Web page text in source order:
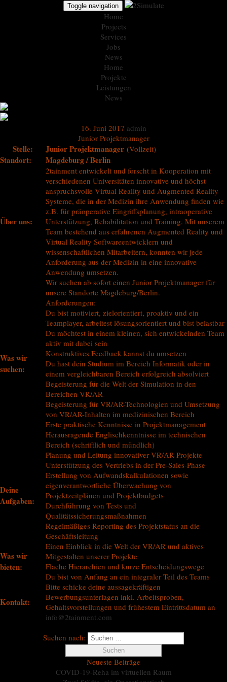
Toggle navigation
Home
Projects
Services
Jobs
News
Home
Projekte
Leistungen
News
16. Juni 2017 admin
Junior Projektmanager
Stelle: Junior Projektmanager (Vollzeit)
Standort: Magdeburg / Berlin
Über uns:
2tainment entwickelt und forscht in Kooperation mit
verschiedenen Universitäten innovative und höchst
anspruchsvolle Virtual Reality und Augmented Reality
Systeme, die in der Medizin ihre Anwendung finden wie
z.B. für präoperative Eingriffsplanung, intraoperative
Unterstützung, Rehabilitation und Training. Mit unserem
Team bestehend aus erfahrenen Augmented Reality und
Virtual Reality Softwareentwicklern und
wissenschaftlichen Mitarbeitern, konnten wir jede
Anforderung aus der Medizin in eine innovative
Anwendung umsetzen.
Was wir
suchen:
Wir suchen ab sofort einen Junior Projektmanager für
unsere Standorte Magdeburg/Berlin.
Anforderungen:
Du bist motiviert, zielorientiert, proaktiv und ein
Teamplayer, arbeitest lösungsorientiert und bist belastbar
Du möchtest in einem kleinen, sich entwickelnden Team
aktiv mit dabei sein
Konstruktives Feedback kannst du umsetzen
Du hast dein Studium im Bereich Informatik oder in
einem vergleichbaren Bereich erfolgreich absolviert
Begeisterung für die Welt der Simulation in den
Bereichen VR/AR
Begeisterung für VR/AR-Technologien und Umsetzung
von VR/AR-Inhalten im medizinischen Bereich
Erste praktische Kenntnisse in Projektmanagement
Herausragende Englischkenntnisse im technischen
Bereich (schriftlich und mündlich)
Deine
Aufgaben:
Planung und Leitung innovativer VR/AR Projekte
Unterstützung des Vertriebs in der Pre-Sales-Phase
Erstellung von Aufwandskalkulationen sowie
eigenverantwortliche Überwachung von
Projektzeitplänen und Projektbudgets
Durchführung von Tests und
Qualitätssicherungsmaßnahmen
Regelmäßiges Reporting des Projektstatus an die
Geschäftsleitung
Was wir
bieten:
Einen Einblick in die Welt der VR/AR und aktives
Mitgestalten unserer Projekte
Flache Hierarchien und kurze Entscheidungswege
Du bist von Anfang an ein integraler Teil des Teams
Kontakt:
Bitte schicke deine aussagekräftigen
Bewerbungsunterlagen inkl. Arbeitsproben,
Gehaltsvorstellungen und frühestem Eintrittsdatum an
info@2tainment.com
Suchen nach:
Neueste Beiträge
COVID-19-Reha im virtuellen Raum